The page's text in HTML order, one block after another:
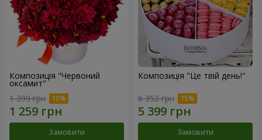
Композиція "Червоний
оксамит"
1 399 грн
Замовити
Композиція "Це твій день!"
6 352 грн
Замовити